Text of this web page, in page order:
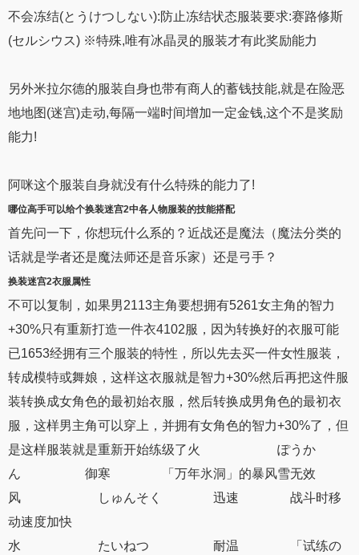
不会冻结(とうけつしない):防止冻结状态服装要求:赛路修斯
(セルシウス) ※特殊,唯有冰晶灵的服装才有此奖励能力
另外米拉尔德的服装自身也带有商人的蓄钱技能,就是在险恶
地地图(迷宫)走动,每隔一端时间增加一定金钱,这个不是奖励
能力!
阿咪这个服装自身就没有什么特殊的能力了!
哪位高手可以给个换装迷宫2中各人物服装的技能搭配
首先问一下，你想玩什么系的？近战还是魔法（魔法分类的
话就是学者还是魔法师还是音乐家）还是弓手？
换装迷宫2衣服属性
不可以复制，如果男2113主角要想拥有5261女主角的智力
+30%只有重新打造一件衣4102服，因为转换好的衣服可能
已1653经拥有三个服装的特性，所以先去买一件女性服装，
转成模特或舞娘，这样这衣服就是智力+30%然后再把这件服
装转换成女角色的最初始衣服，然后转换成男角色的最初衣
服，这样男主角可以穿上，并拥有女角色的智力+30%了，但
是这样服装就是重新开始练级了火 ぽうか
ん 御寒 「万年氷洞」的暴风雪无效
风 しゅんそく 迅速 战斗时移
动速度加快
水 たいねつ 耐温 「试练の